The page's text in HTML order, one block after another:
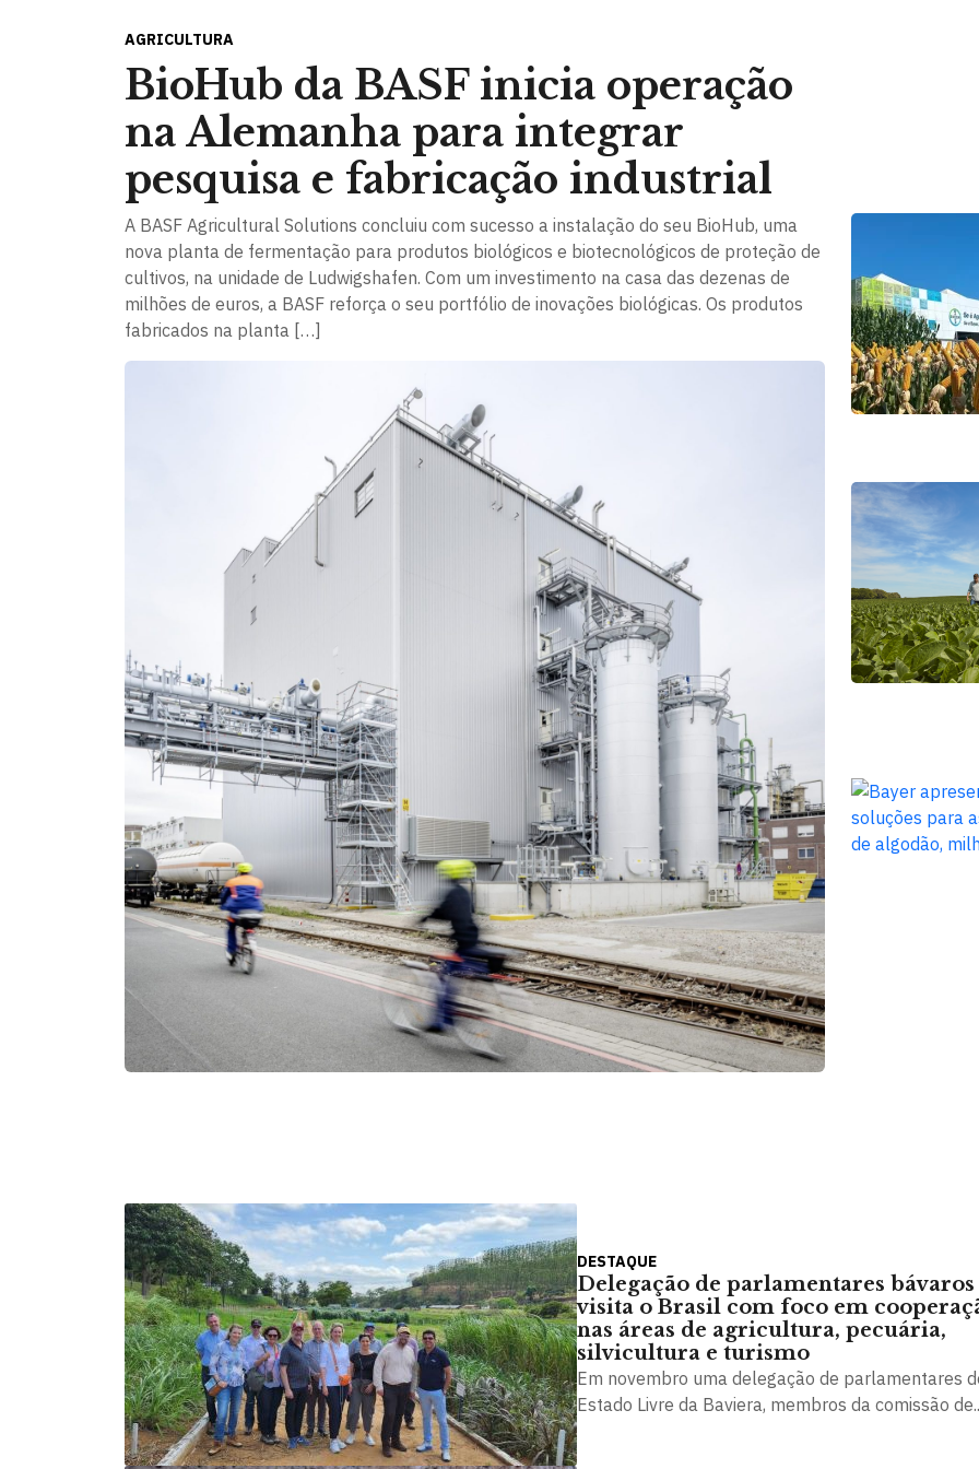
AGRICULTURA
BioHub da BASF inicia operação
na Alemanha para integrar
pesquisa e fabricação industrial
A BASF Agricultural Solutions concluiu com sucesso a instalação do seu BioHub, uma
nova planta de fermentação para produtos biológicos e biotecnológicos de proteção de
cultivos, na unidade de Ludwigshafen. Com um investimento na casa das dezenas de
milhões de euros, a BASF reforça o seu portfólio de inovações biológicas. Os produtos
fabricados na planta […]
DESTAQUE
Delegação de parlamentares bávaros
visita o Brasil com foco em
nas áreas de agricultura, pecuária,
silvicultura e turismo
Em novembro uma delegação de parlamentares
Estado Livre da Baviera, membros da comissão